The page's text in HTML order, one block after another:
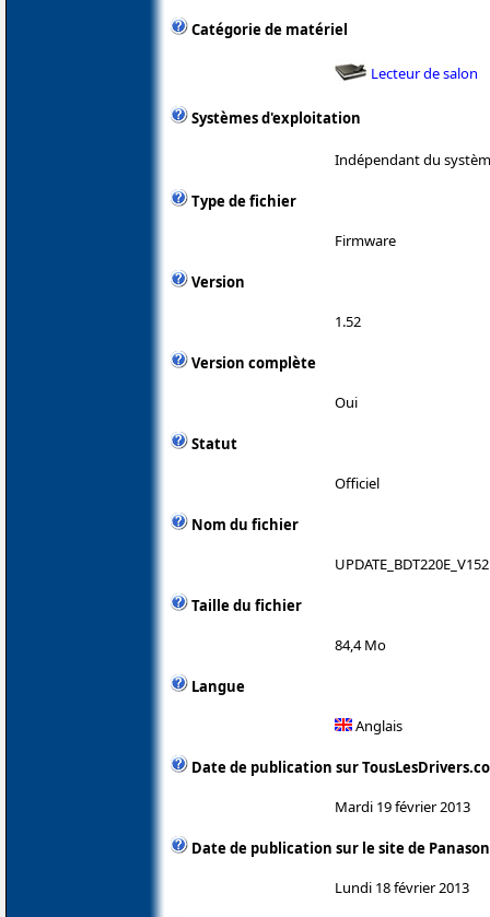
Catégorie de matériel
Lecteur de salon
Systèmes d'exploitation
Indépendant du
Type de fichier
Firmware
Version
1.52
Version complète
Oui
Statut
Officiel
Nom du fichier
Taille du fichier
84,4 Mo
Langue
Anglais
Date de publication sur
Mardi 19 février 2013
Date de publication sur le site de
Lundi 18 février 2013